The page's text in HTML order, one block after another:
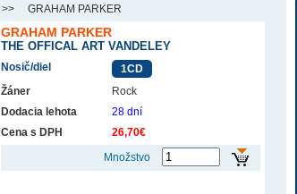
>> GRAHAM PARKER
GRAHAM PARKER
THE OFFICAL ART VANDELEY
Nosič/diel
1CD
Žáner
Rock
Dodacia lehota
28 dní
Cena s DPH
26,70€
Množstvo